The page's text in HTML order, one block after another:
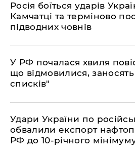
​Росія боїться ударів
Камчатці та терміново
підводних човнів
​У РФ почалася хвиля
що відмовилися,
списків"
​Удари України по
обвалили експорт
РФ до 10-річного